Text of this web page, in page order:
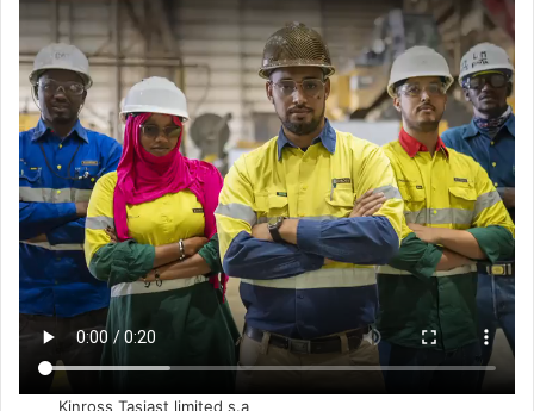
Kinross Tasiast limited s.a